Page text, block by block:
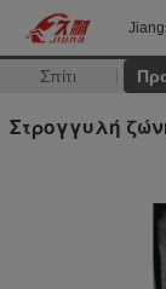
Σπίτι
Στρογγυλή